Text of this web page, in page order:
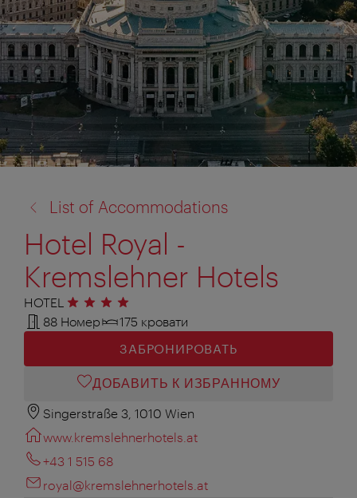
к:
List of Accommodations
Hotel Royal -
Kremslehner Hotels
HOTEL 4 звезды
88 Номер
175 кровати
ЗАБРОНИРОВАТЬ
ДОБАВИТЬ К ИЗБРАННОМУ
Singerstraße 3, 1010 Wien
www.kremslehnerhotels.at
+43 1 515 68
royal@kremslehnerhotels.at